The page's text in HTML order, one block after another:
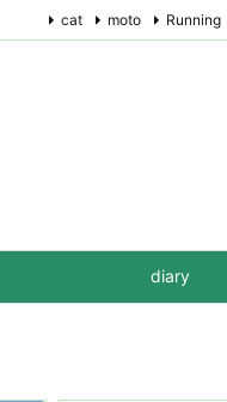
diary
cat moto Running